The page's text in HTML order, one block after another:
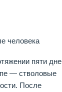
человека
пяти
— стволовые
После